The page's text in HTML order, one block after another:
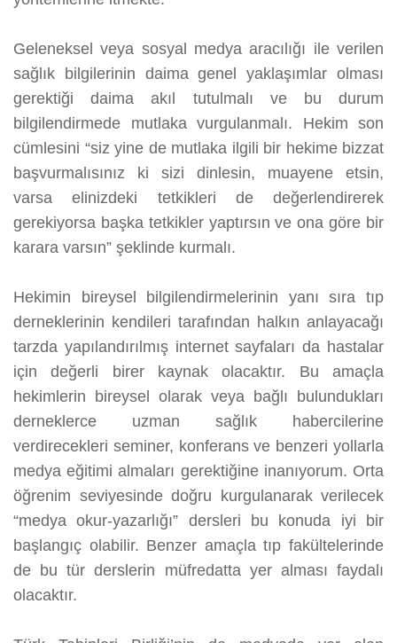
Geleneksel veya sosyal medya aracılığı ile verilen
sağlık bilgilerinin daima genel yaklaşımlar olması
gerektiği daima akıl tutulmalı ve bu durum
bilgilendirmede mutlaka vurgulanmalı. Hekim son
cümlesini “siz yine de mutlaka ilgili bir hekime bizzat
başvurmalısınız ki sizi dinlesin, muayene etsin,
varsa elinizdeki tetkikleri de değerlendirerek
gerekiyorsa başka tetkikler yaptırsın ve ona göre bir
karara varsın” şeklinde kurmalı.
Hekimin bireysel bilgilendirmelerinin yanı sıra tıp
derneklerinin kendileri tarafından halkın anlayacağı
tarzda yapılandırılmış internet sayfaları da hastalar
için değerli birer kaynak olacaktır. Bu amaçla
hekimlerin bireysel olarak veya bağlı bulundukları
derneklerce uzman sağlık habercilerine
verdirecekleri seminer, konferans ve benzeri yollarla
medya eğitimi almaları gerektiğine inanıyorum. Orta
öğrenim seviyesinde doğru kurgulanarak verilecek
“medya okur-yazarlığı” dersleri bu konuda iyi bir
başlangıç olabilir. Benzer amaçla tıp fakültelerinde
de bu tür derslerin müfredatta yer alması faydalı
olacaktır.